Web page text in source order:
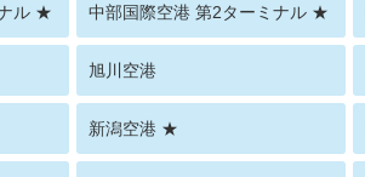
ル ★ 中部国際空港 第2ターミナル ★
旭川空港
新潟空港 ★